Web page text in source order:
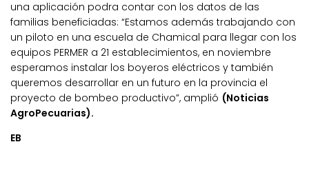
una aplicación podra contar con los datos de las
familias beneficiadas: “Estamos además trabajando con
un piloto en una escuela de Chamical para llegar con los
equipos PERMER a 21 establecimientos, en noviembre
esperamos instalar los boyeros eléctricos y también
queremos desarrollar en un futuro en la provincia el
proyecto de bombeo productivo”, amplió (Noticias
AgroPecuarias).
EB